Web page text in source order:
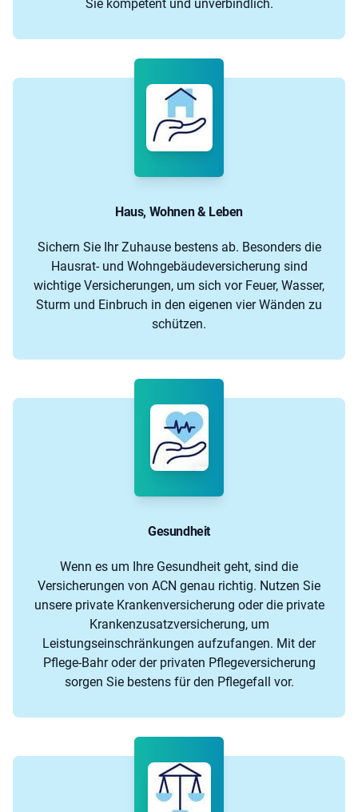
Sie kompetent und unverbindlich.
Haus, Wohnen & Leben
Sichern Sie Ihr Zuhause bestens ab. Besonders die
Hausrat- und Wohngebäudeversicherung sind
wichtige Versicherungen, um sich vor Feuer, Wasser,
Sturm und Einbruch in den eigenen vier Wänden zu
schützen.
Gesundheit
Wenn es um Ihre Gesundheit geht, sind die
Versicherungen von ACN genau richtig. Nutzen Sie
unsere private Krankenversicherung oder die private
Krankenzusatzversicherung, um
Leistungseinschränkungen aufzufangen. Mit der
Pflege-Bahr oder der privaten Pflegeversicherung
sorgen Sie bestens für den Pflegefall vor.